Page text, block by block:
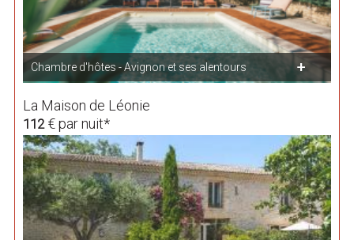
Chambre d'hôtes - Avignon et ses alentours
La Maison de Léonie
112€ par nuit*